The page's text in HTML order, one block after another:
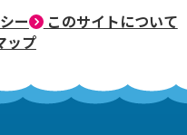
ー
このサイトについて
ップ